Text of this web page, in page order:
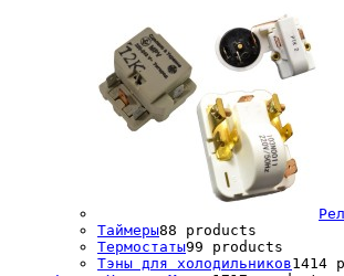
Таймеры88 products
Термостаты99 products
Тэны для холодильников1414